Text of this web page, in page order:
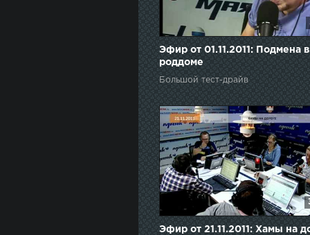
Эфир от 01.11.2011: Подмена в
роддоме
Большой тест-драйв
Эфир от 21.11.2011: Хамы на